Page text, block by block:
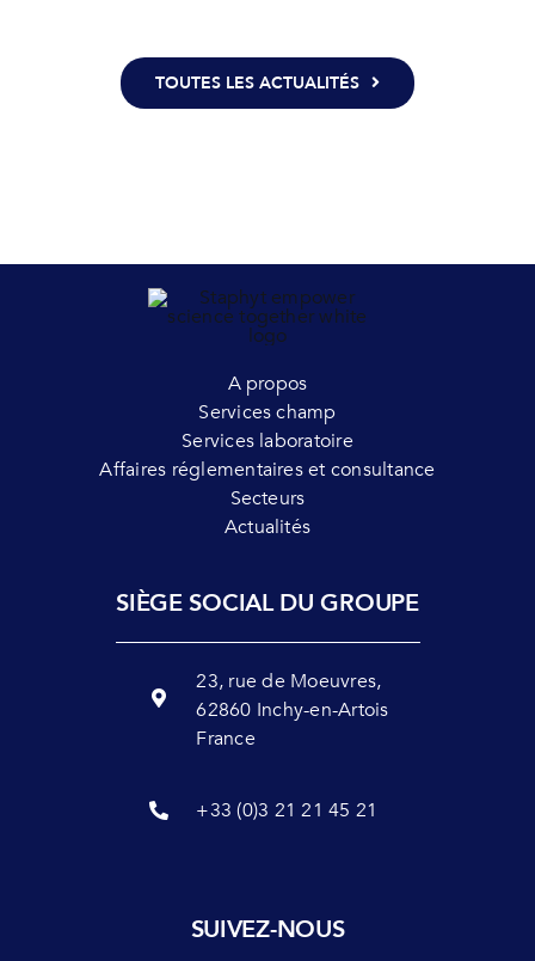
TOUTES LES ACTUALITÉS
A propos
Services champ
Services laboratoire
Affaires réglementaires et consultance
Secteurs
Actualités
SIÈGE SOCIAL DU GROUPE
23, rue de Moeuvres,
62860 Inchy-en-Artois
France
+33 (0)3 21 21 45 21
SUIVEZ-NOUS